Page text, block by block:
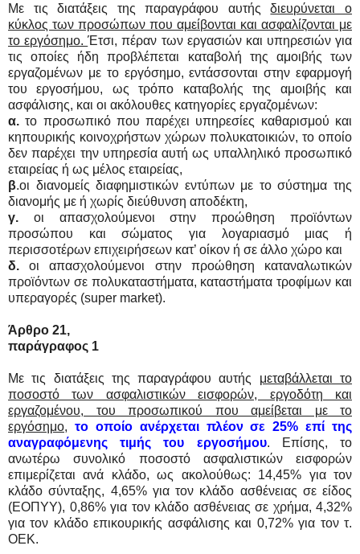
Με τις διατάξεις της παραγράφου αυτήςδιευρύνεται ο
κύκλος των προσώπων που αμείβονται και ασφαλίζονται με
το εργόσημο.Έτσι, πέραν των εργασιών και υπηρεσιών για
τις οποίες ήδη προβλέπεται καταβολή της αμοιβής των
εργαζομένων με το εργόσημο, εντάσσονται στην εφαρμογή
του εργοσήμου, ως τρόπο καταβολής της αμοιβής και
ασφάλισης, και οι ακόλουθες κατηγορίες εργαζομένων:
α. το προσωπικό που παρέχει υπηρεσίες καθαρισμού και
κηπουρικής κοινοχρήστων χώρων πολυκατοικιών, το οποίο
δεν παρέχει την υπηρεσία αυτή ως υπαλληλικό προσωπικό
εταιρείας ή ως μέλος εταιρείας,
β.οι διανομείς διαφημιστικών εντύπων με το σύστημα της
διανομής με ή χωρίς διεύθυνση αποδέκτη,
γ. οι απασχολούμενοι στην προώθηση προϊόντων
προσώπου και σώματος για λογαριασμό μιας ή
περισσοτέρων επιχειρήσεων κατ’ οίκον ή σε άλλο χώρο και
δ.οι απασχολούμενοι στην προώθηση καταναλωτικών
προϊόντων σε πολυκαταστήματα, καταστήματα τροφίμων και
υπεραγορές (super market).
Άρθρο 21,
παράγραφος 1
Με τις διατάξεις της παραγράφου αυτής μεταβάλλεται το
ποσοστό των ασφαλιστικών εισφορών, εργοδότη και
εργαζομένου, του προσωπικού που αμείβεται με το
εργόσημο, το οποίο ανέρχεται πλέον σε 25% επί της
αναγραφόμενης τιμής του εργοσήμου. Επίσης, το
ανωτέρω συνολικό ποσοστό ασφαλιστικών εισφορών
επιμερίζεται ανά κλάδο, ως ακολούθως: 14,45% για τον
κλάδο σύνταξης, 4,65% για τον κλάδο ασθένειας σε είδος
(ΕΟΠΥΥ), 0,86% για τον κλάδο ασθένειας σε χρήμα, 4,32%
για τον κλάδο επικουρικής ασφάλισης και 0,72% για τον τ.
ΟΕΚ.